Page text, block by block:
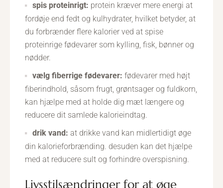
spis proteinrigt: protein kræver mere energi at
fordøje end fedt og kulhydrater, hvilket betyder, at
du forbrænder flere kalorier ved at spise
proteinrige fødevarer som kylling, fisk, bønner og
nødder.
vælg fiberrige fødevarer: fødevarer med højt
fiberindhold, såsom frugt, grøntsager og fuldkorn,
kan hjælpe med at holde dig mæt længere og
reducere dit samlede kalorieindtag.
drik vand: at drikke vand kan midlertidigt øge
din kalorieforbrænding. desuden kan det hjælpe
med at reducere sult og forhindre overspisning.
livsstilsændringer for at øge